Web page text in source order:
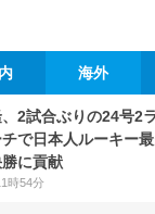
海外
2試合ぶりの24号2
チで日本人ルーキー
に貢献
時54分